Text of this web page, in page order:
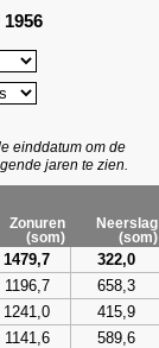
einddatum om de
jaren te zien.
Zonuren
(som)
Neerslag
(som)
1479,7 322,0
1196,7 658,3
1241,0 415,9
1141,6 589,6